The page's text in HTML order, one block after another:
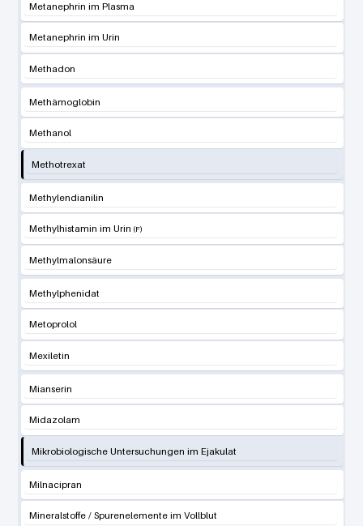
Metanephrin im Plasma
Metanephrin im Urin
Methadon
Methämoglobin
Methanol
Methotrexat
Methylendianilin
Methylhistamin im Urin
Methylmalonsäure
Methylphenidat
Metoprolol
Mexiletin
Mianserin
Midazolam
Mikrobiologische Untersuchungen im Ejakulat
Milnacipran
Mineralstoffe / Spurenelemente im Vollblut